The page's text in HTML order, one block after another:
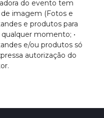
do evento tem
imagem (Fotos e
e produtos para
momento; •
e/ou produtos só
autorização do